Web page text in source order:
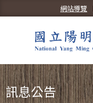
網站導覽
訊息公告